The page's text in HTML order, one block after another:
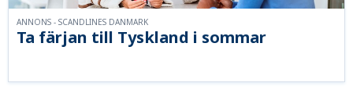
Ta färjan till Tyskland i sommar
ANNONS - SCANDLINES DANMARK